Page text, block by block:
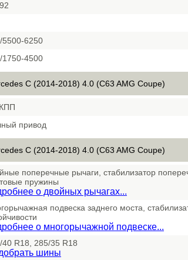
5500-6250
1750-4500
C (2014-2018) 4.0 (C63 AMG Coupe)
привод
C (2014-2018) 4.0 (C63 AMG Coupe)
поперечные рычаги, стабилизатор
пружины
о двойных рычагах...
подвеска заднего моста,
о многорычажной подвеске...
40 R18, 285/35 R18
шины